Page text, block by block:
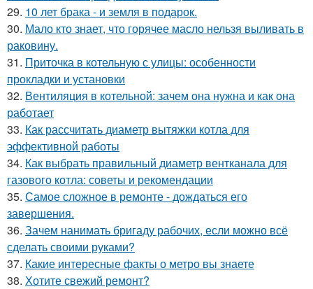
29. 10 лет брака - и земля в подарок.
30. Мало кто знает, что горячее масло нельзя выливать в
раковину.
31. Приточка в котельную с улицы: особенности
прокладки и установки
32. Вентиляция в котельной: зачем она нужна и как она
работает
33. Как рассчитать диаметр вытяжки котла для
эффективной работы
34. Как выбрать правильный диаметр вентканала для
газового котла: советы и рекомендации
35. Самое сложное в ремонте - дождаться его
завершения.
36. Зачем нанимать бригаду рабочих, если можно всё
сделать своими руками?
37. Какие интересные факты о метро вы знаете
38. Хотите свежий ремонт?